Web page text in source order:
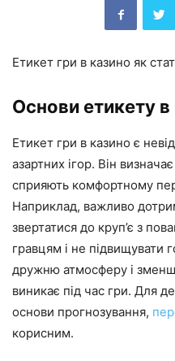
Етикет гри в казино як
Основи етикету в
Етикет гри в казино є
азартних ігор. Він
сприяють комфортному
Наприклад, важливо
звертатися до круп’є з
гравцям і не підвищувати
дружню атмосферу і
виникає під час гри. Для
основи прогнозування,
корисним.